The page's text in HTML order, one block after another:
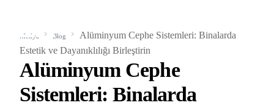
Medya Blog
Alüminyum Cephe Sistemleri: Binalarda
Estetik ve Dayanıklılığı Birleştirin
Alüminyum Cephe
Sistemleri: Binalarda